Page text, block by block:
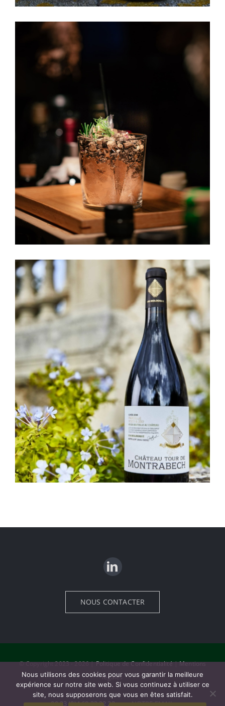
Long Island Ice Tea
Gin & Tonic
Old Fashioned
NOUS CONTACTER
© Copyright 2023 - 2026 |Politique de Confidentialité|Mentions
légales
00 33 (0)4 68 33 32 22 NOTRE EMAIL
Nous utilisons des cookies pour vous garantir la meilleure
expérience sur notre site web. Si vous continuez à utiliser ce
site, nous supposerons que vous en êtes satisfait.